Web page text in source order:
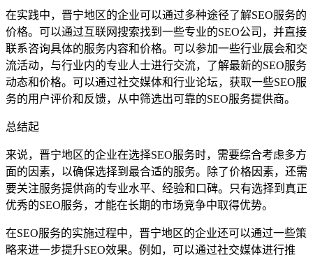
在实践中，晋宁地区的企业可以通过多种途径了解SEO服务的
价格。可以通过互联网搜索找到一些专业的SEO公司，并直接
联系咨询具体的服务内容和价格。可以参加一些行业展会和交
流活动，与行业内的专业人士进行交流，了解最新的SEO服务
动态和价格。可以通过社交媒体和行业论坛，获取一些SEO服
务的用户评价和反馈，从中筛选出可靠的SEO服务提供商。
总结起
来说，晋宁地区的企业在选择SEO服务时，需要综合考虑多方
面的因素，以确保选择到最合适的服务。除了价格因素，还需
要关注服务提供商的专业水平、经验和口碑。只有选择到真正
优秀的SEO服务，才能在长期的市场竞争中取得优势。
在SEO服务的实施过程中，晋宁地区的企业还可以通过一些策
略来进一步提升SEO效果。例如，可以通过社交媒体进行推